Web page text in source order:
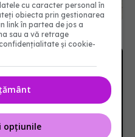
cu caracter personal în
obiecta prin gestionarea
link în partea de jos a
sau a vă retrage
și cookie-
opțiunile